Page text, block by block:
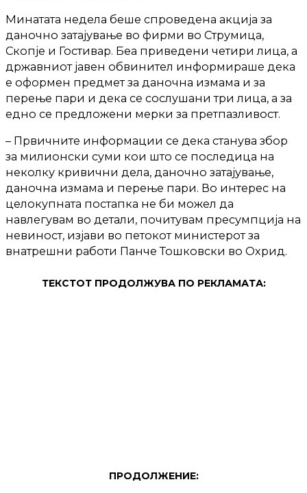
Минатата недела беше спроведена акција за
даночно затајување во фирми во Струмица,
Скопје и Гостивар. Беа приведени четири лица, а
државниот јавен обвинител информираше дека
е оформен предмет за даночна измама и за
перење пари и дека се сослушани три лица, а за
едно се предложени мерки за претпазливост.
– Првичните информации се дека станува збор
за милионски суми кои што се последица на
неколку кривични дела, даночно затајување,
даночна измама и перење пари. Во интерес на
целокупната постапка не би можел да
навлегувам во детали, почитувам пресумпција на
невиност, изјави во петокот министерот за
внатрешни работи Панче Тошковски во Охрид.
ТЕКСТОТ ПРОДОЛЖУВА ПО РЕКЛАМАТА:
ПРОДОЛЖЕНИЕ: